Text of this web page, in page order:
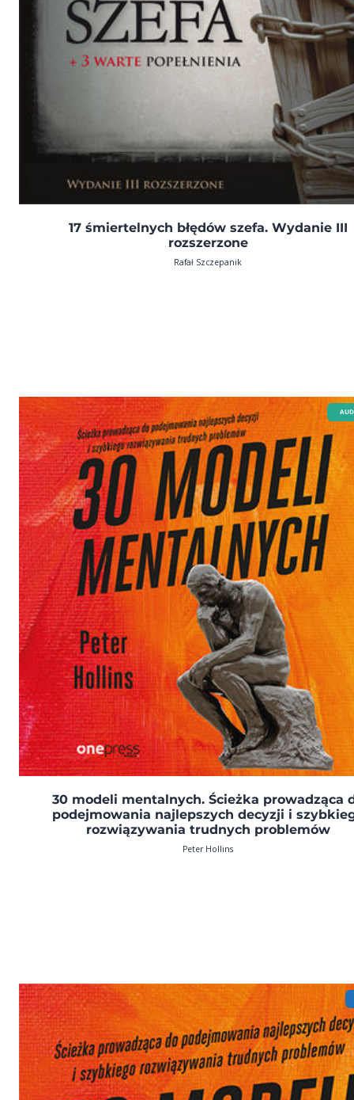
17 śmiertelnych błędów szefa. Wydanie III
rozszerzone
Rafał Szczepanik
30 modeli mentalnych. Ścieżka prowadząca
podejmowania najlepszych decyzji i
rozwiązywania trudnych problemów
Peter Hollins